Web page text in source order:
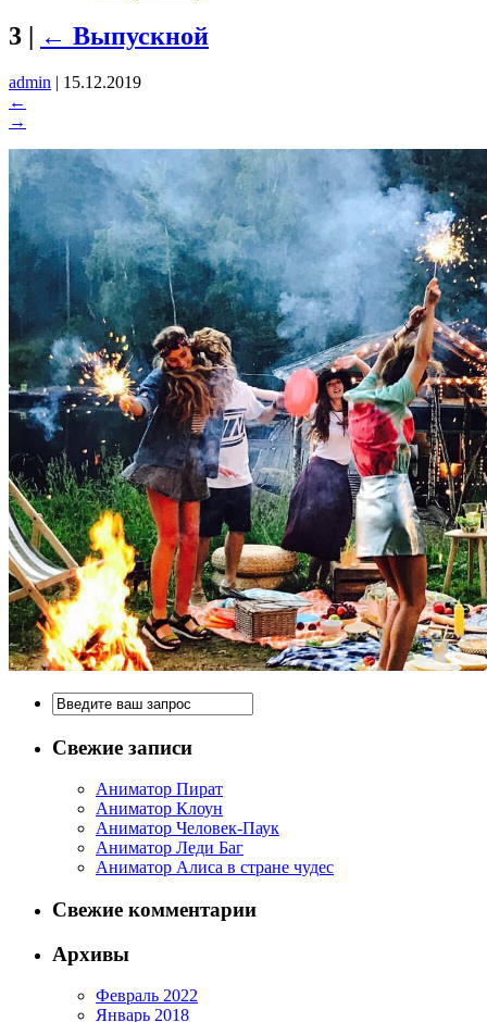
3 | ← Выпускной
admin | 15.12.2019
←
→
Свежие записи
Аниматор Пират
Аниматор Клоун
Аниматор Человек-Паук
Аниматор Леди Баг
Аниматор Алиса в стране чудес
Свежие комментарии
Архивы
Февраль 2022
Январь 2018